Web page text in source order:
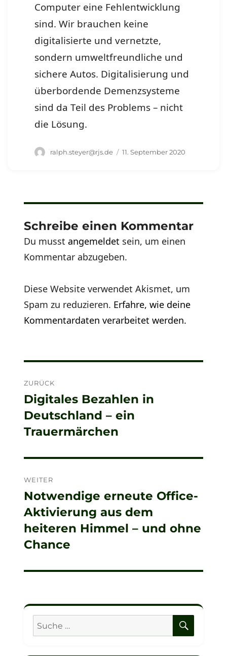
Computer eine Fehlentwicklung
sind. Wir brauchen keine
digitalisierte und vernetzte,
sondern umweltfreundliche und
sichere Autos. Digitalisierung und
überbordende Demenzsysteme
sind da Teil des Problems – nicht
die Lösung.
Autor
ralph.steyer@rjs.de
Veröffentlicht
11. September 2020
Schreibe einen Kommentar
Du musstangemeldet sein, um einen
Kommentar abzugeben.
Diese Website verwendet Akismet, um
Spam zu reduzieren. Erfahre, wie deine
Kommentardaten verarbeitet werden.
ZURÜCK
Vorheriger
Beitrag:
Digitales Bezahlen in
Deutschland – ein
Trauermärchen
WEITER
Nächster
Beitrag:
Notwendige erneute Office-
Aktivierung aus dem
heiteren Himmel – und ohne
Chance
Suche
nach: